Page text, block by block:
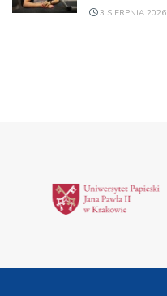
3 SIERPNIA 2026